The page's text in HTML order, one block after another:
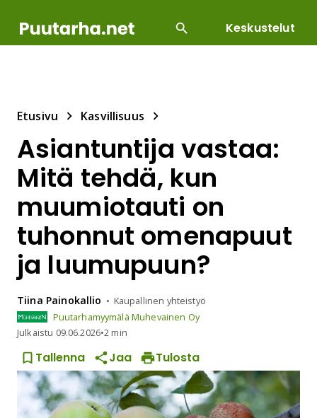
Keskustelut
Etusivu Kasvillisuus
Asiantuntija vastaa:
Mitä tehdä, kun
muumiotauti on
tuhonnut omenapuut
ja luumupuun?
Tiina Painokallio
Kaupallinen yhteistyö
Puutarhamyymälä Muhevainen Oy
Julkaistu 09.06.2026•2 min
Tallenna Jaa Tulosta